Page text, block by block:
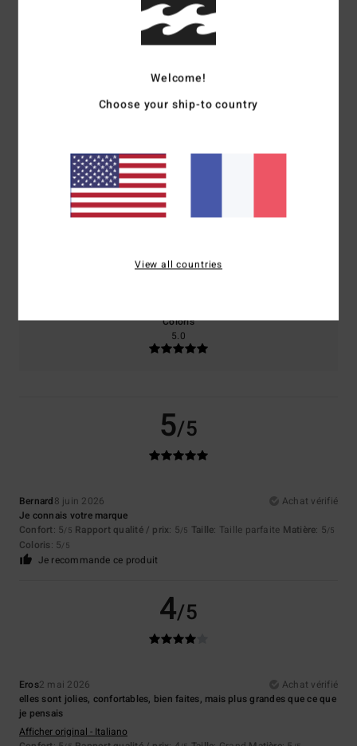
Note moyenne
4.5/5
Confort
5.0
Coloris
5.0
5/5
Bernard8 juin 2026
Achat vérifié
Je connais votre marque
Confort: 5/5 Rapport qualité / prix: 5/5 Taille: Taille parfaite Matière: 5/5
Coloris: 5/5
Je recommande ce produit
4/5
Eros2 mai 2026
Achat vérifié
elles sont jolies, confortables, bien faites, mais plus grandes que ce que
je pensais
Afficher original - Italiano
Welcome!
Choose your ship-to country
View all countries